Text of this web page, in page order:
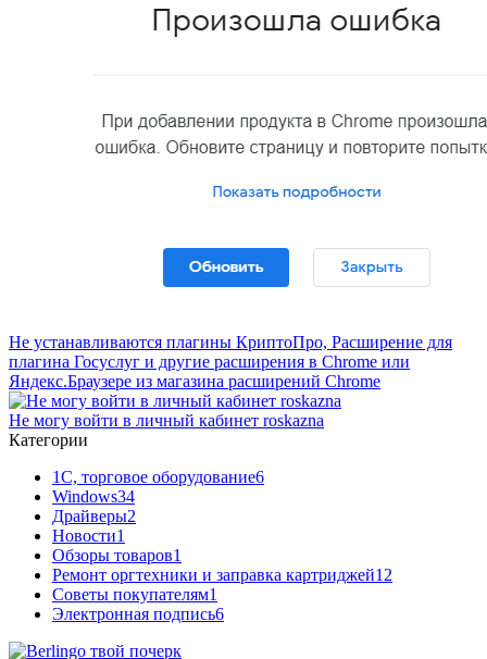
Не устанавливаются плагины КриптоПро, Расширение для
плагина Госуслуг и другие расширения в Chrome или
Яндекс.Браузере из магазина расширений Chrome
Не могу войти в личный кабинет roskazna
Категории
1С, торговое оборудование6
Windows34
Драйверы2
Новости1
Обзоры товаров1
Ремонт оргтехники и заправка картриджей12
Советы покупателям1
Электронная подпись6